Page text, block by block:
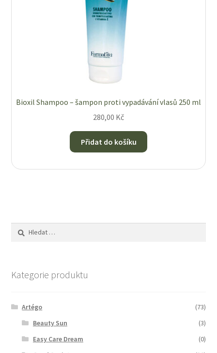
Bioxil Shampoo – šampon proti vypadávání vlasů 250 ml
280,00 Kč
Přidat do košíku
Vyhledávání
Kategorie produktu
Artégo
(73)
Beauty Sun
(3)
Easy Care Dream
(0)